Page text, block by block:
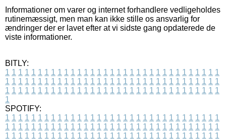
Informationer om varer og internet forhandlere vedligeholdes
rutinemæssigt, men man kan ikke stille os ansvarlig for
ændringer der er lavet efter at vi sidste gang opdaterede de
viste informationer.
BITLY:
1 1 1 1 1 1 1 1 1 1 1 1 1 1 1 1 1 1 1 1 1 1 1 1 1 1 1 1 1 1 1 1 1
1 1 1 1 1 1 1 1 1 1 1 1 1 1 1 1 1 1 1 1 1 1 1 1 1 1 1 1 1 1 1 1 1
1 1 1 1 1 1 1 1 1 1 1 1 1 1 1 1 1 1 1 1 1 1 1 1 1 1 1 1 1 1 1 1 1
1
SPOTIFY:
1 1 1 1 1 1 1 1 1 1 1 1 1 1 1 1 1 1 1 1 1 1 1 1 1 1 1 1 1 1 1 1 1
1 1 1 1 1 1 1 1 1 1 1 1 1 1 1 1 1 1 1 1 1 1 1 1 1 1 1 1 1 1 1 1 1
1 1 1 1 1 1 1 1 1 1 1 1 1 1 1 1 1 1 1 1 1 1 1 1 1 1 1 1 1 1 1 1 1